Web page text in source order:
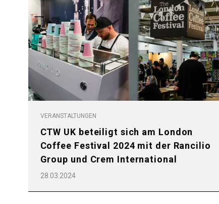
VERANSTALTUNGEN
CTW UK beteiligt sich am London
Coffee Festival 2024 mit der Rancilio
Group und Crem International
28.03.2024
Alle Produkte